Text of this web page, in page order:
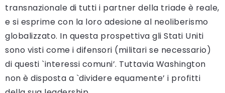
transnazionale di tutti i partner della triade è reale,
e si esprime con la loro adesione al neoliberismo
globalizzato. In questa prospettiva gli Stati Uniti
sono visti come i difensori (militari se necessario)
di questi `interessi comuni’. Tuttavia Washington
non è disposta a `dividere equamente’ i profitti